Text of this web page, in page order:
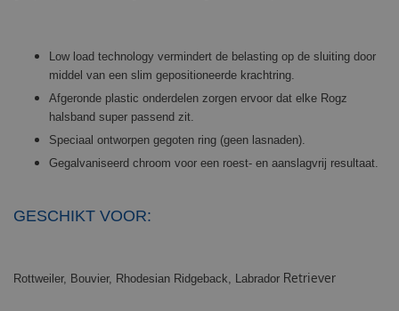
Low load technology vermindert de belasting op de sluiting door
middel van een slim gepositioneerde krachtring.
Afgeronde plastic onderdelen zorgen ervoor dat elke Rogz
halsband super passend zit.
Speciaal ontworpen gegoten ring (geen lasnaden).
Gegalvaniseerd chroom voor een roest- en aanslagvrij resultaat.
GESCHIKT VOOR:
Rottweiler, Bouvier, Rhodesian Ridgeback, Labrador Retriever